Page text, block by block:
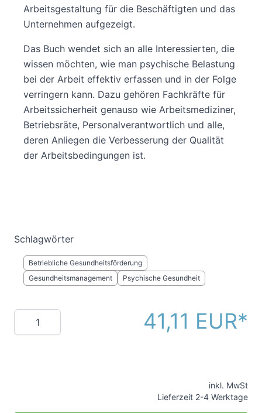
Arbeitsgestaltung für die Beschäftigten und das
Unternehmen aufgezeigt.
Das Buch wendet sich an alle Interessierten, die
wissen möchten, wie man psychische Belastung
bei der Arbeit effektiv erfassen und in der Folge
verringern kann. Dazu gehören Fachkräfte für
Arbeitssicherheit genauso wie Arbeitsmediziner,
Betriebsräte, Personalverantwortlich und alle,
deren Anliegen die Verbesserung der Qualität
der Arbeitsbedingungen ist.
Schlagwörter
Betriebliche Gesundheitsförderung
Gesundheitsmanagement
Psychische Gesundheit
Menge 41,11 EUR
inkl. MwSt
Lieferzeit 2-4 Werktage